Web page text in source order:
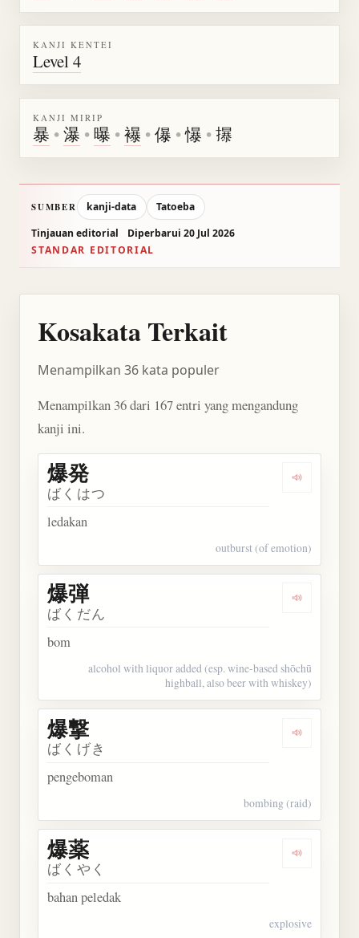
KANJI KENTEI
Level 4
KANJI MIRIP
暴 •瀑 •曝 •襮 •儤 •懪 •㩧
SUMBER kanji-data
Tatoeba
Tinjauan editorial
Diperbarui 20 Jul 2026
STANDAR EDITORIAL
Kosakata Terkait
Menampilkan 36 kata populer
Menampilkan 36 dari 167 entri yang mengandung
kanji ini.
Dengarkan
爆発
ばくはつ
ledakan
outburst (of emotion)
Dengarkan
爆弾
ばくだん
bom
alcohol with liquor added (esp. wine-based shōchū
highball, also beer with whiskey)
Dengarkan
爆撃
ばくげき
pengeboman
bombing (raid)
Dengarkan
爆薬
ばくやく
bahan peledak
explosive